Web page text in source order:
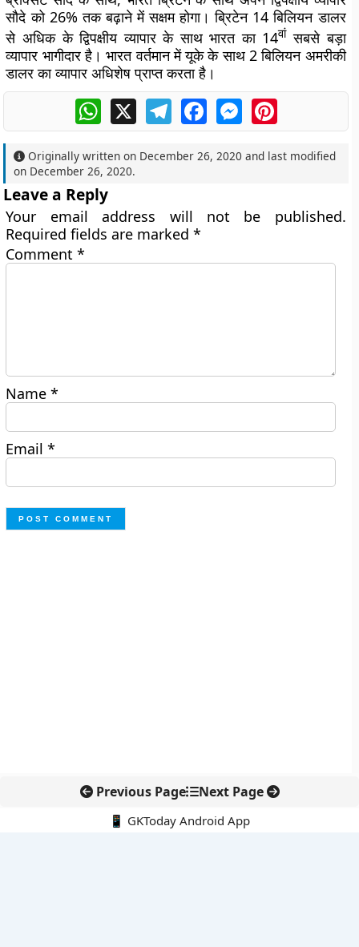
सौदे को 26% तक बढ़ाने में सक्षम होगा। ब्रिटेन 14 बिलियन डालर
से अधिक के द्विपक्षीय व्यापार के साथ भारत का 14वांसबसे बड़ा
व्यापार भागीदार है। भारत वर्तमान में यूके के साथ 2 बिलियन अमरीकी
डालर का व्यापार अधिशेष प्राप्त करता है।
WhatsApp
X TelegramFacebookMessengerPinterest
Originally written on December 26, 2020 and last modified
on December 26, 2020.
Leave a Reply
Your email address will not be published.
Required fields are marked*
Comment*
Name*
Email*
Previous Page Next Page
📱 GKToday Android App